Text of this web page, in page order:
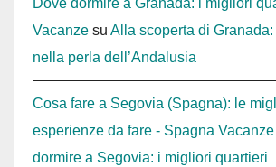
Dove dormire a Granada: i migliori
Vacanze su Alla scoperta di
nella perla dell’Andalusia
Cosa fare a Segovia (Spagna): le
esperienze da fare - Spagna Vacanze
dormire a Segovia: i migliori quartieri